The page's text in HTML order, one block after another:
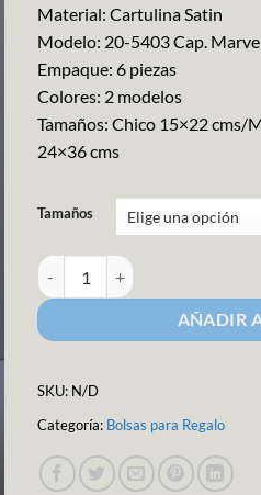
Material: Cartulina Satin
Modelo: 20-5403 Cap.
Empaque: 6 piezas
Colores: 2 modelos
Tamaños: Chico 15×22 cms/
24×36 cms
Tamaños
Bolsa para Regalo M-5403
AÑADIR
SKU: N/D
Categoría: Bolsas para Regalo